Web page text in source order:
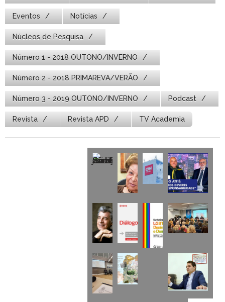
Eventos Notícias
Núcleos de Pesquisa
Número 1 - 2018 OUTONO/INVERNO
Número 2 - 2018 PRIMAREVA/VERÃO
Número 3 - 2019 OUTONO/INVERNO Podcast
Revista Revista APD TV Academia